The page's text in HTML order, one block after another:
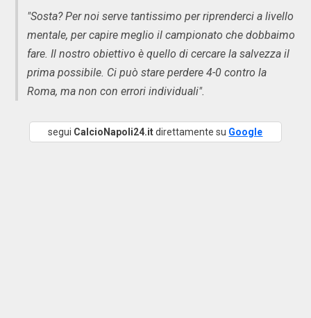
"Sosta? Per noi serve tantissimo per riprenderci a livello
mentale, per capire meglio il campionato che dobbaimo
fare. Il nostro obiettivo è quello di cercare la salvezza il
prima possibile. Ci può stare perdere 4-0 contro la
Roma, ma non con errori individuali".
segui CalcioNapoli24.itdirettamente su Google